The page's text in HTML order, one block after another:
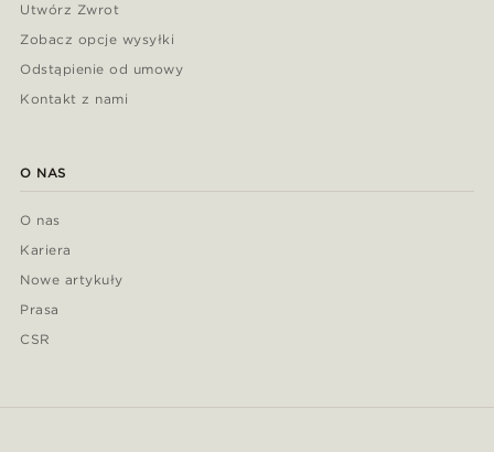
Utwórz Zwrot
Zobacz opcje wysyłki
Odstąpienie od umowy
Kontakt z nami
O NAS
O nas
Kariera
Nowe artykuły
Prasa
CSR